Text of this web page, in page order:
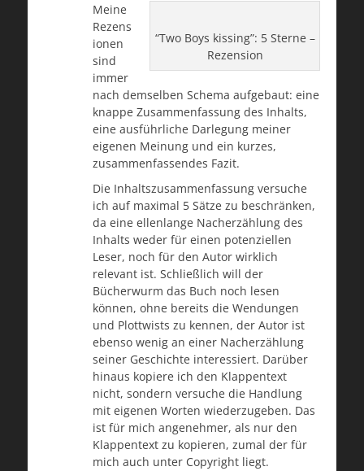
“Two Boys kissing”: 5 Sterne –
Rezension
Meine
Rezens
ionen
sind
immer
nach demselben Schema aufgebaut: eine
knappe Zusammenfassung des Inhalts,
eine ausführliche Darlegung meiner
eigenen Meinung und ein kurzes,
zusammenfassendes Fazit.
Die Inhaltszusammenfassung versuche
ich auf maximal 5 Sätze zu beschränken,
da eine ellenlange Nacherzählung des
Inhalts weder für einen potenziellen
Leser, noch für den Autor wirklich
relevant ist. Schließlich will der
Bücherwurm das Buch noch lesen
können, ohne bereits die Wendungen
und Plottwists zu kennen, der Autor ist
ebenso wenig an einer Nacherzählung
seiner Geschichte interessiert. Darüber
hinaus kopiere ich den Klappentext
nicht, sondern versuche die Handlung
mit eigenen Worten wiederzugeben. Das
ist für mich angenehmer, als nur den
Klappentext zu kopieren, zumal der für
mich auch unter Copyright liegt.